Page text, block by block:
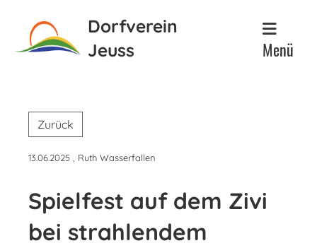
Dorfverein
Jeuss
Menü
Zurück
13.06.2025 , Ruth Wasserfallen
Spielfest auf dem Zivi
bei strahlendem